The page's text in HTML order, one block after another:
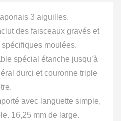
3 aiguilles.
des faisceaux gravés et
moulées.
spécial étanche jusqu’à
durci et couronne triple
avec languette simple,
16,25 mm de large.